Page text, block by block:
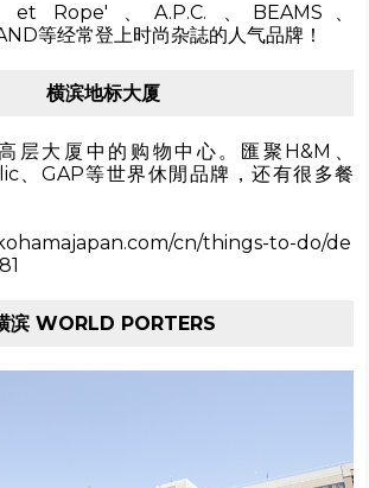
Rope' 、A.P.C. 、BEAMS、
等经常登上时尚杂誌的人气品牌！
横滨地标大厦
层大厦中的购物中心。匯聚H&M、
、GAP等世界休閒品牌，还有很多餐
cn/things-to-do/de
滨 WORLD PORTERS